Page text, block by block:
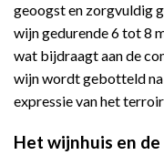
geoogst en zorgvuldig
wijn gedurende 6 tot 8
wat bijdraagt aan de
wijn wordt gebotteld
expressie van het
Het wijnhuis en